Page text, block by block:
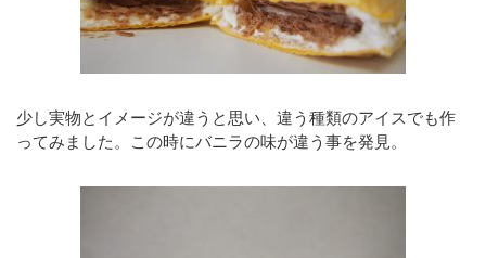
少し実物とイメージが違うと思い、違う種類のアイスでも作
ってみました。この時にバニラの味が違う事を発見。